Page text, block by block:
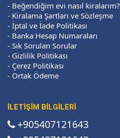
- Beğendiğim evi nasıl kiralarım?
- Kiralama Şartları ve Sözleşme
- İptal ve İade Politikası
- Banka Hesap Numaraları
- Sık Sorulan Sorular
- Gizlilik Politikası
- Çerez Politikası
- Ortak Ödeme
İLETİŞİM BİLGİLERİ
+905407121643